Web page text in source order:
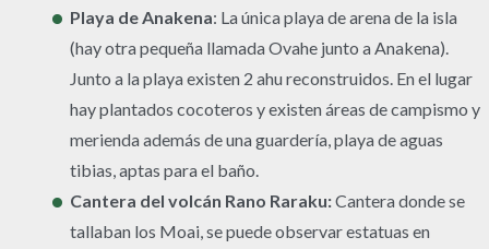
Playa de Anakena: La única playa de arena de la isla
(hay otra pequeña llamada Ovahe junto a Anakena).
Junto a la playa existen 2 ahu reconstruidos. En el lugar
hay plantados cocoteros y existen áreas de campismo y
merienda además de una guardería, playa de aguas
tibias, aptas para el baño.
Cantera del volcán Rano Raraku:Cantera donde se
tallaban los Moai, se puede observar estatuas en